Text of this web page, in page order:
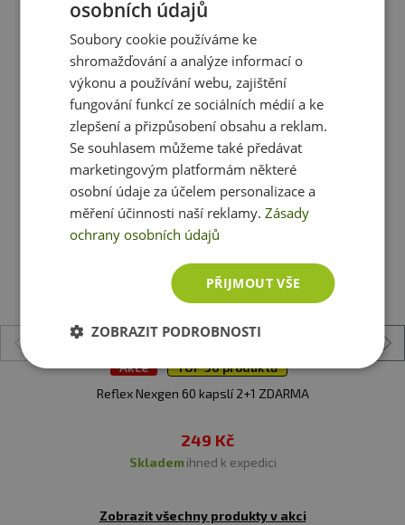
1 kapsle
Počet dávek v balení: 30
Minimální trvanlivost: Viz. obal
Upozornění:Doplněk stravy. Vhodné zejména pro
sportovce. Není náhradou pestré stravy. Nepřekračujte
doporučené denní dávkování. Ukládejte mimo dosah
dětí! není vhodné pro děti, těhotné a kojící ženy.
Skladujte v suchu a při teplotě do 25 °C. Nevystavujte
přímému slunečnímu záření. Chraňte před mrazem.
Výrobce neručí za vady vzniklé nevhodným skladováním
Upozornění pro alergiky:
Alergeny ve složení produktu
tučnězvýrazněný.
Ještě jste si nevybrali?
Doporučujeme vám podobné produkty
Akce
TOP 30 produktů
2 + 1 ZDARMA
Reflex Nexgen 60 kapslí 2+1 ZDARMA
249 Kč
skladem ihned k expedici
Zobrazit všechny produkty v akci
osobních údajů
Soubory cookie používáme ke
shromažďování a analýze informací o
výkonu a používání webu, zajištění
fungování funkcí ze sociálních médií a ke
zlepšení a přizpůsobení obsahu a reklam.
Se souhlasem můžeme také předávat
marketingovým platformám některé
osobní údaje za účelem personalizace a
měření účinnosti naší reklamy.Zásady
ochrany osobních údajů
PŘIJMOUT VŠE
ZOBRAZIT PODROBNOSTI